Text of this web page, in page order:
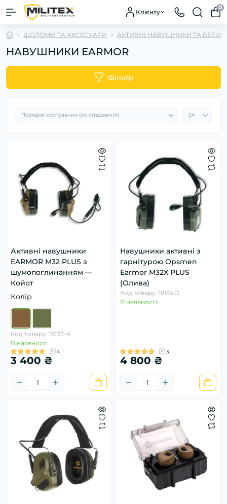
Клієнту
0
ШОЛОМИ ТА АКСЕСУАРИ АКТИВНІ НАВУШНИКИ ТА
НАВУШНИКИ EARMOR
Фільтр
Активні навушники
EARMOR M32 PLUS з
шумопоглинанням —
Койот
Колір
Код товару: 7073-К
В наявності
4
3 400 ₴
Навушники активні з
гарнітурою Opsmen
Earmor M32X PLUS
(Олива)
Код товару: 1866-О
В наявності
3
4 800 ₴